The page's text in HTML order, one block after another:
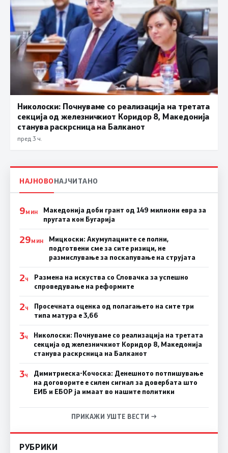
Николоски: Почнуваме со реализација на третата
секција од железничкиот Коридор 8, Македонија
станува раскрсница на Балканот
пред 3 ч.
НАЈНОВОНАЈЧИТАНО
9МИН
Македонија доби грант од 149 милиони евра за
пругата кон Бугарија
29МИН
Мицкоски: Акумулациите се полни,
подготвени сме за сите ризици, не
размислување за поскапување на струјата
2Ч
Размена на искуства со Словачка за успешно
спроведување на реформите
2Ч
Просечната оценка од полагањето на сите три
типа матура е 3,66
3Ч
Николоски: Почнуваме со реализација на третата
секција од железничкиот Коридор 8, Македонија
станува раскрсница на Балканот
3Ч
Димитриеска-Кочоска: Денешното потпишување
на договорите е силен сигнал за довербата што
ЕИБ и ЕБОР ја имаат во нашите политики
ПРИКАЖИ УШТЕ ВЕСТИ →
РУБРИКИ